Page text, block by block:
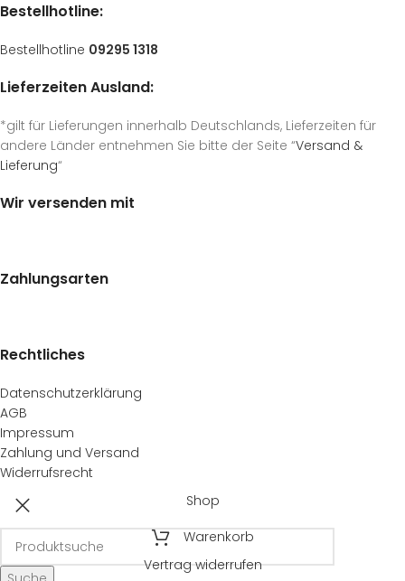
Bestellhotline:
Bestellhotline 09295 1318
Lieferzeiten Ausland:
*gilt für Lieferungen innerhalb Deutschlands, Lieferzeiten für
andere Länder entnehmen Sie bitte der Seite “Versand &
Lieferung“
Wir versenden mit
Zahlungsarten
Rechtliches
Datenschutzerklärung
AGB
Impressum
Zahlung und Versand
Widerrufsrecht
Shop
Warenkorb
Vertrag widerrufen